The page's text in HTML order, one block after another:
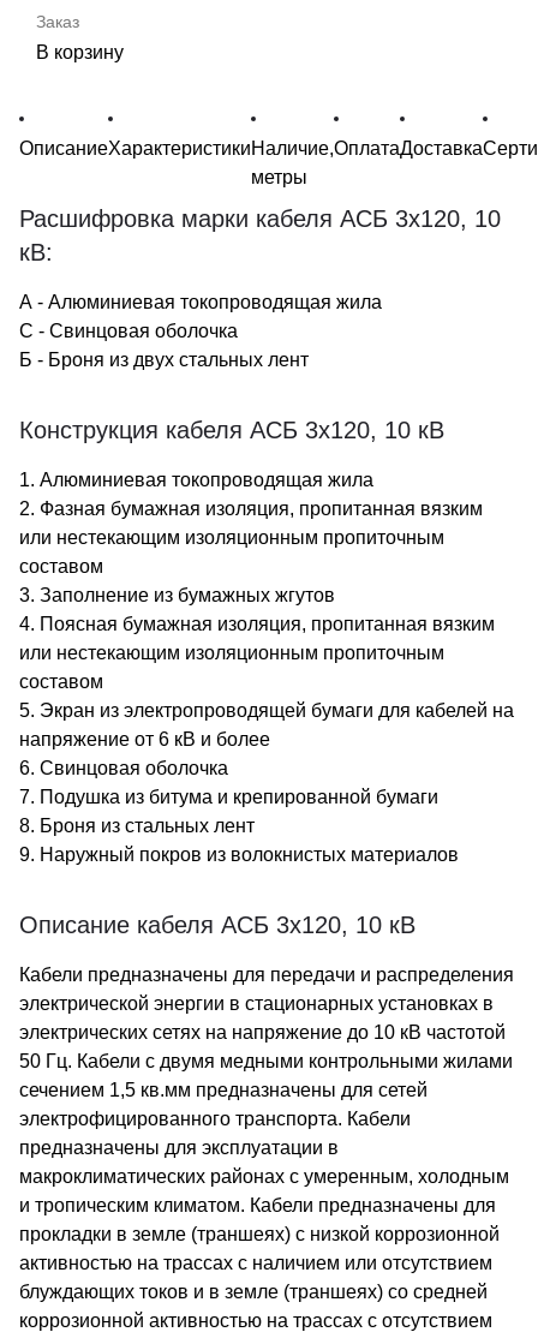
В корзину
ОписаниеХарактеристикиНаличие,
метры
ОплатаДоставка
Расшифровка марки кабеля АСБ 3х120, 10
кВ:
А - Алюминиевая токопроводящая жила
С - Свинцовая оболочка
Б - Броня из двух стальных лент
Конструкция кабеля АСБ 3х120, 10 кВ
1. Алюминиевая токопроводящая жила
2. Фазная бумажная изоляция, пропитанная вязким
или нестекающим изоляционным пропиточным
составом
3. Заполнение из бумажных жгутов
4. Поясная бумажная изоляция, пропитанная вязким
или нестекающим изоляционным пропиточным
составом
5. Экран из электропроводящей бумаги для кабелей на
напряжение от 6 кВ и более
6. Свинцовая оболочка
7. Подушка из битума и крепированной бумаги
8. Броня из стальных лент
9. Наружный покров из волокнистых материалов
Описание кабеля АСБ 3х120, 10 кВ
Кабели предназначены для передачи и распределения
электрической энергии в стационарных установках в
электрических сетях на напряжение до 10 кВ частотой
50 Гц. Кабели с двумя медными контрольными жилами
сечением 1,5 кв.мм предназначены для сетей
электрофицированного транспорта. Кабели
предназначены для эксплуатации в
макроклиматических районах с умеренным, холодным
и тропическим климатом. Кабели предназначены для
прокладки в земле (траншеях) с низкой коррозионной
активностью на трассах с наличием или отсутствием
блуждающих токов и в земле (траншеях) со средней
коррозионной активностью на трассах с отсутствием